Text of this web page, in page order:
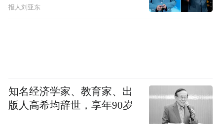
报人刘亚东
知名经济学家、教育家、出
版人高希均辞世，享年90岁